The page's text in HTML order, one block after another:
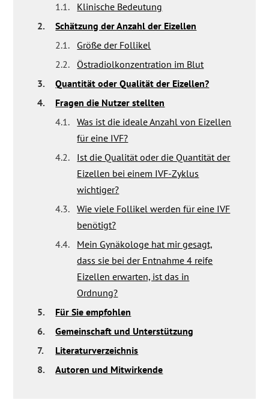
1.1.
Klinische Bedeutung
2.
Schätzung der Anzahl der Eizellen
2.1.
Größe der Follikel
2.2.
Östradiolkonzentration im Blut
3.
Quantität oder Qualität der Eizellen?
4.
Fragen die Nutzer stellten
4.1.
Was ist die ideale Anzahl von Eizellen
für eine IVF?
4.2.
Ist die Qualität oder die Quantität der
Eizellen bei einem IVF-Zyklus
wichtiger?
4.3.
Wie viele Follikel werden für eine IVF
benötigt?
4.4.
Mein Gynäkologe hat mir gesagt,
dass sie bei der Entnahme 4 reife
Eizellen erwarten, ist das in
Ordnung?
5.
Für Sie empfohlen
6.
Gemeinschaft und Unterstützung
7.
Literaturverzeichnis
8.
Autoren und Mitwirkende